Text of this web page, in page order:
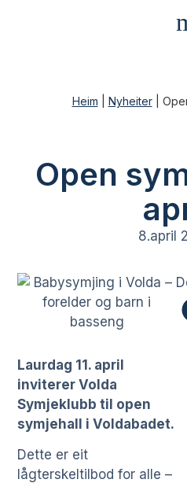
Heim Nyheiter|
Open
8.april
Laurdag 11. april
inviterer Volda
Symjeklubb til open
symjehall i Voldabadet.
Dette er eit
lågterskeltilbod for alle –